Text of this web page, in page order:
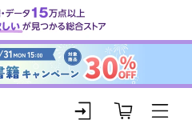
カ
ー